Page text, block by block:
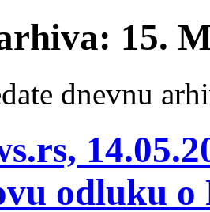
15.
dnevnu
odluku